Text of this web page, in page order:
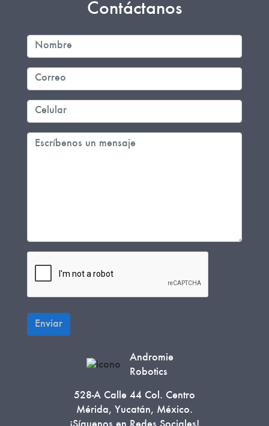
Contáctanos
Enviar
Andromie
Robotics
528-A Calle 44 Col. Centro
Mérida, Yucatán, México.